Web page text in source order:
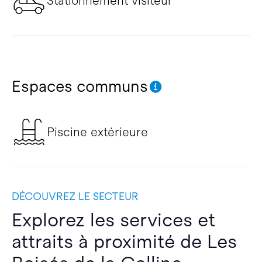
Espaces communs
Piscine extérieure
DÉCOUVREZ LE SECTEUR
Explorez les services et
attraits à proximité de Les